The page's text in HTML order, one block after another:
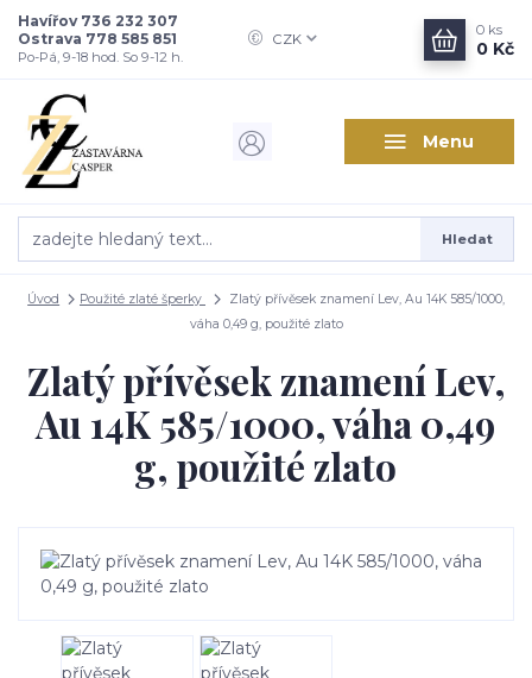
Menu
CZK
Hledat
Havířov 736 232 307
Ostrava 778 585 851
Po-Pá, 9-18 hod. So 9-12 h.
0 ks
0 Kč
Úvod Použité zlaté šperky
Zlatý přívěsek znamení Lev, Au 14K 585/1000,
váha 0,49 g, použité zlato
Zlatý přívěsek znamení Lev,
Au 14K 585/1000, váha 0,49
g, použité zlato